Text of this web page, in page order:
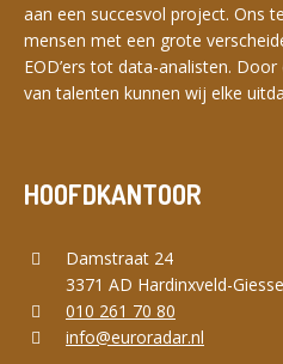
aan een succesvol project. Ons
mensen met een grote
EOD’ers tot data-analisten.
van talenten kunnen wij elke
HOOFDKANTOOR
Damstraat 24
3371 AD Hardinxveld-
010 261 70 80
info@euroradar.nl